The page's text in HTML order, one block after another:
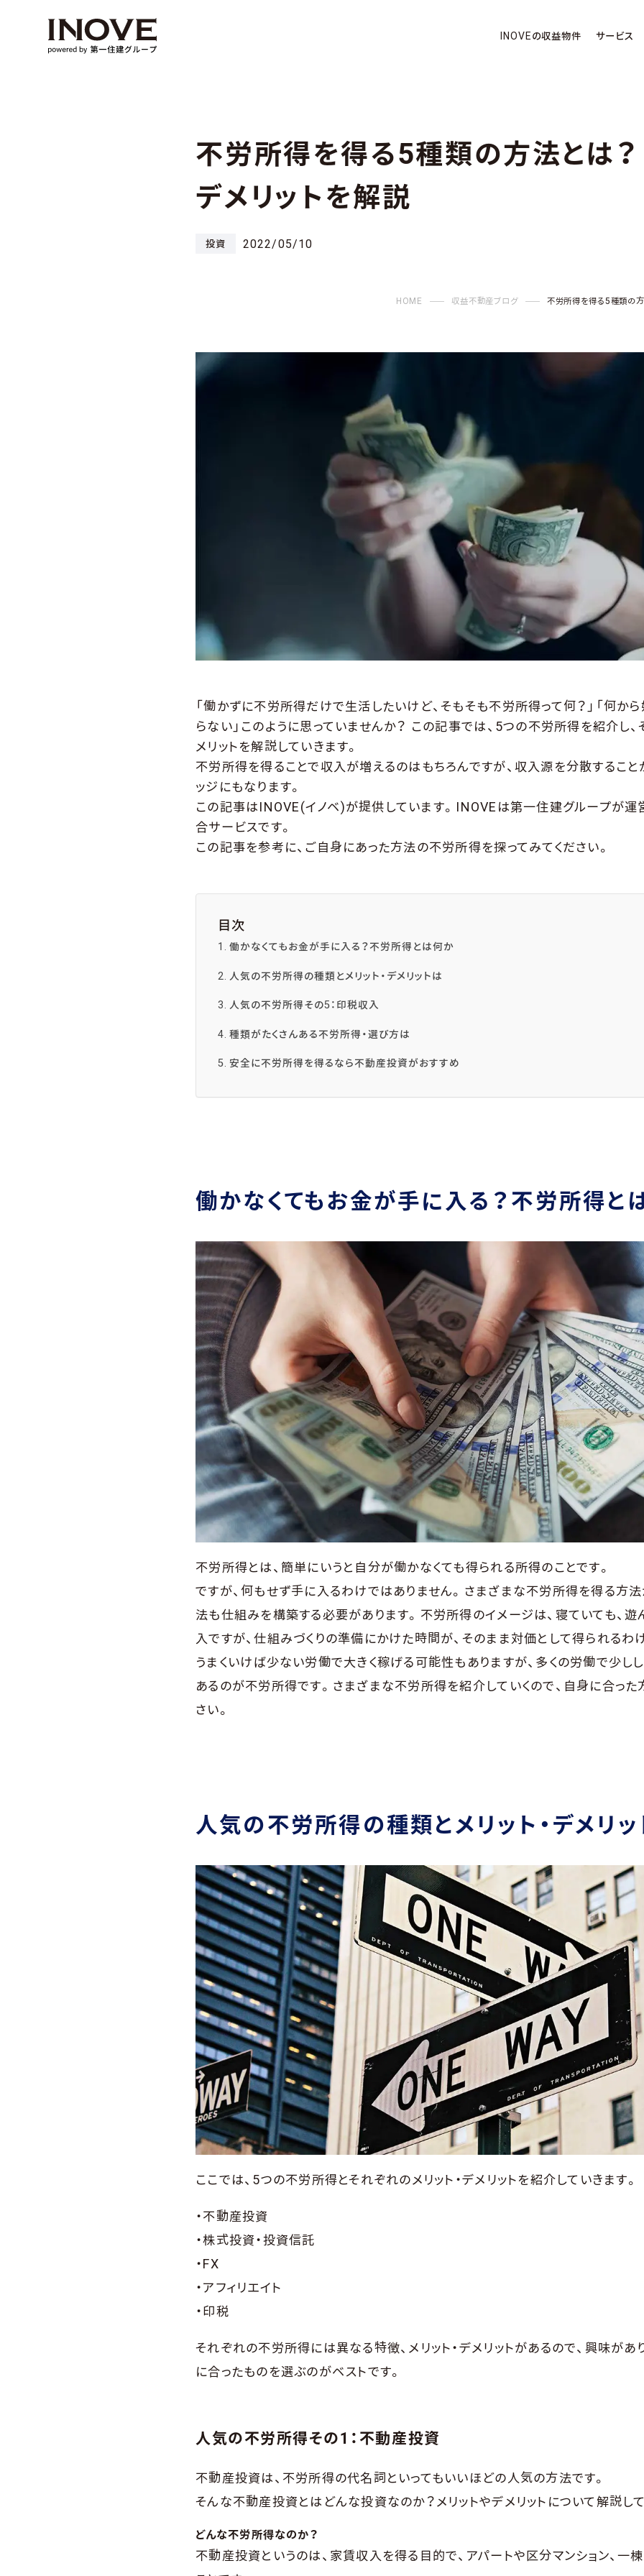
INOVEの収益物件 サービス
不労所得を得る5種類の方法とは？
デメリットを解説
投資 2022/05/10
HOME 収益不動産ブログ 不労所得を得る5種類の方
「働かずに不労所得だけで生活したいけど、そもそも不労所得って何？」「何か
らない」このように思っていませんか？ この記事では、5つの不労所得を紹介し、
メリットを解説していきます。
不労所得を得ることで収入が増えるのはもちろんですが、収入源を分散すること
ッジにもなります。
この記事はINOVE(イノベ)が提供しています。INOVEは第一住建グループが運
合サービスです。
この記事を参考に、ご自身にあった方法の不労所得を探ってみてください。
目次
働かなくてもお金が手に入る？不労所得とは何か
人気の不労所得の種類とメリット・デメリットは
人気の不労所得その5：印税収入
種類がたくさんある不労所得・選び方は
安全に不労所得を得るなら不動産投資がおすすめ
働かなくてもお金が手に入る？不労所得と
不労所得とは、簡単にいうと自分が働かなくても得られる所得のことです。
ですが、何もせず手に入るわけではありません。さまざまな不労所得を得る方
法も仕組みを構築する必要があります。不労所得のイメージは、寝ていても、遊
入ですが、仕組みづくりの準備にかけた時間が、そのまま対価として得られるわ
うまくいけば少ない労働で大きく稼げる可能性もありますが、多くの労働で少し
あるのが不労所得です。さまざまな不労所得を紹介していくので、自身に合った
さい。
人気の不労所得の種類とメリット・デメリッ
ここでは、5つの不労所得とそれぞれのメリット・デメリットを紹介していきます。
・不動産投資
・株式投資・投資信託
・FX
・アフィリエイト
・印税
それぞれの不労所得には異なる特徴、メリット・デメリットがあるので、興味があ
に合ったものを選ぶのがベストです。
人気の不労所得その1：不動産投資
不動産投資は、不労所得の代名詞といってもいいほどの人気の方法です。
そんな不動産投資とはどんな投資なのか？メリットやデメリットについて解説し
どんな不労所得なのか？
不動産投資というのは、家賃収入を得る目的で、アパートや区分マンション、一